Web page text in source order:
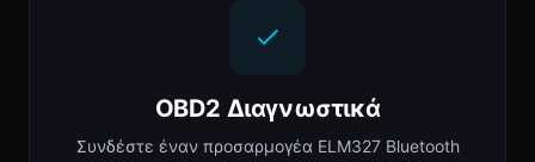
OBD2 Διαγνωστικά
Συνδέστε έναν προσαρμογέα ELM327 Bluetooth